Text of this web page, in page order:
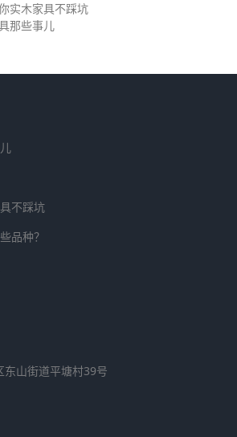
实木家具不踩坑
那些事儿
不踩坑
品种？
东山街道平塘村39号